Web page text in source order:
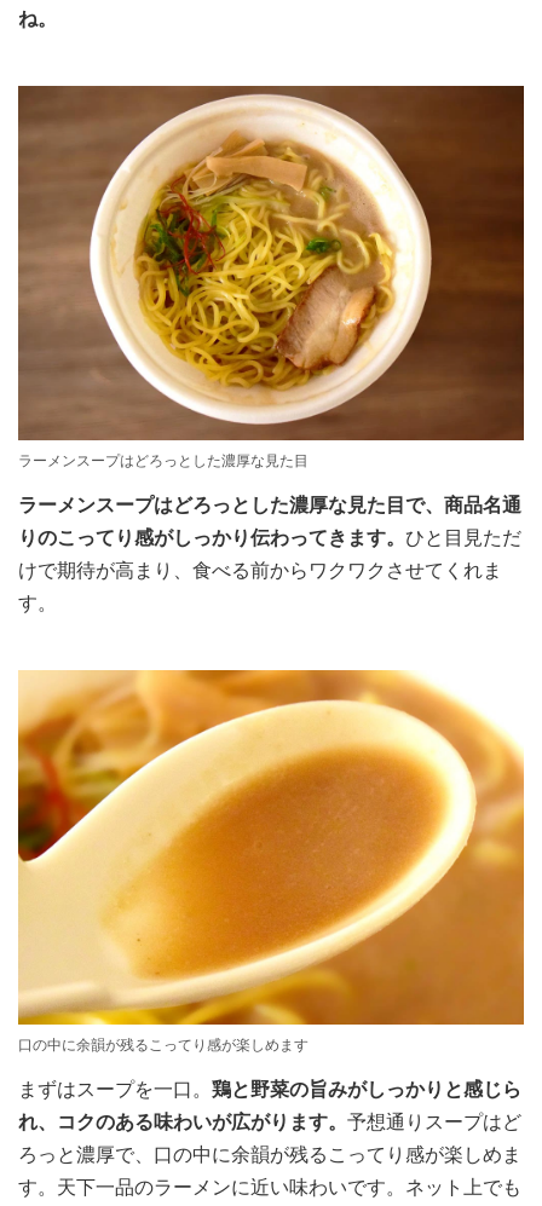
ね。
ラーメンスープはどろっとした濃厚な見た目
ラーメンスープはどろっとした濃厚な見た目で、商品名通
りのこってり感がしっかり伝わってきます。 ひと目見ただ
けで期待が高まり、食べる前からワクワクさせてくれま
す。
口の中に余韻が残るこってり感が楽しめます
まずはスープを一口。 鶏と野菜の旨みがしっかりと感じら
れ、コクのある味わいが広がります。 予想通りスープはど
ろっと濃厚で、口の中に余韻が残るこってり感が楽しめま
す。天下一品のラーメンに近い味わいです。ネット上でも